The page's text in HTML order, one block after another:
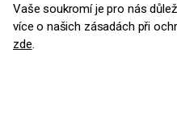
Vaše soukromí je pro nás
více o našich zásadách při
zde.